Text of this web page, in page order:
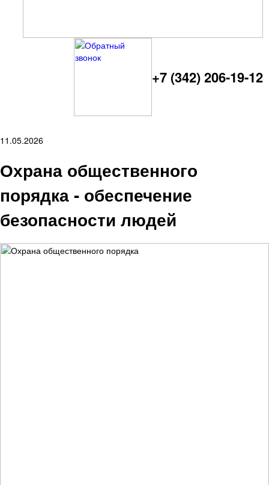
+7 (342) 206-19-12
11.05.2026
Охрана общественного
порядка - обеспечение
безопасности людей